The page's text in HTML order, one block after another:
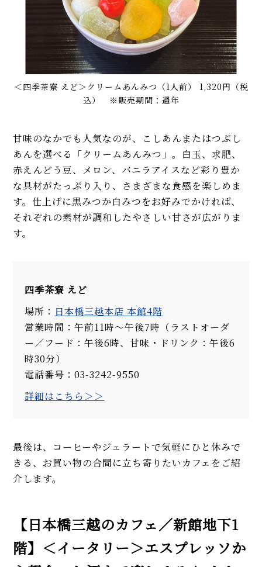
＜四季茶寮 えど＞クリームあんみつ（1人前） 1,320円（税
込） ※販売期間：通年
甘味のなかでも人気なのが、こしあんまたはつぶし
あんを選べる「クリームあんみつ」。白玉、求肥、
赤えんどう豆、メロン、バニラアイスなど彩り豊か
な具材がたっぷり入り、さまざまな食感を楽しめま
す。仕上げに黒みつか白みつをお好みでかければ、
それぞれの素材が調和したやさしい甘さが広がりま
す。
四季茶寮 えど
場所： 日本橋三越本店 本館4階
営業時間：午前11時～午後7時（ラストオーダ
ー／フード：午後6時、甘味・ドリンク：午後6
時30分）
電話番号：03-3242-9550
詳細はこちら＞＞
最後は、コーヒーやジェラートで気軽にひと休みで
きる、お買い物の合間に立ち寄りたいカフェをご紹
介します。
【日本橋三越のカフェ／新館地下1
階】＜イータリー＞エスプレッソか